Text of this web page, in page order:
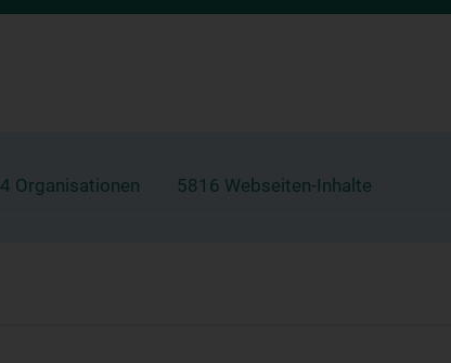
4 Organisationen 5816 Webseiten-Inhalte